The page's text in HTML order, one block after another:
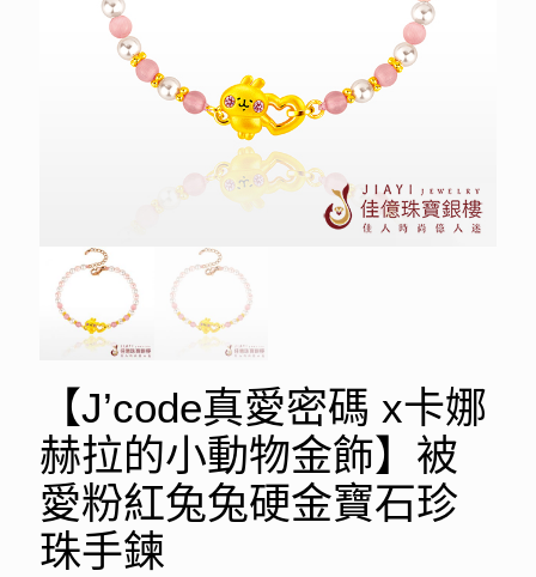
【J’code真愛密碼 x卡娜
赫拉的小動物金飾】被
愛粉紅兔兔硬金寶石珍
珠手鍊